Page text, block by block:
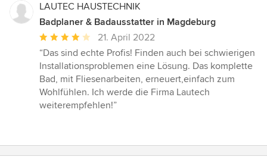
LAUTEC HAUSTECHNIK
Badplaner & Badausstatter in Magdeburg
Durchschnittliche
Bewertung:
4
von
5
Sternen
21. April 2022
“Das sind echte Profis! Finden auch bei schwierigen
Installationsproblemen eine Lösung. Das komplette
Bad, mit Fliesenarbeiten, erneuert,einfach zum
Wohlfühlen. Ich werde die Firma Lautech
weiterempfehlen!”